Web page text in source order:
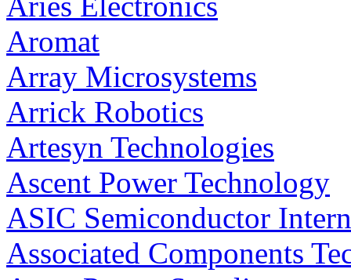
Aromat
Array Microsystems
Arrick Robotics
Artesyn Technologies
Ascent Power Technology
ASIC Semiconductor
Associated Components